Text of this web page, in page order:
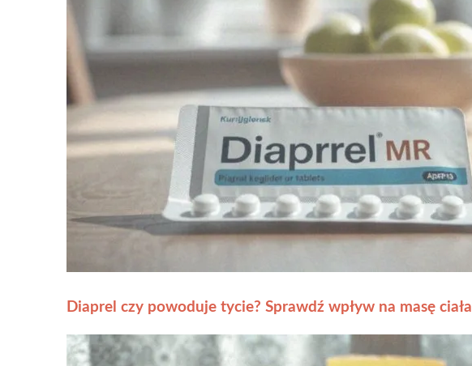
Diaprel czy powoduje tycie? Sprawdź wpływ na masę ciała